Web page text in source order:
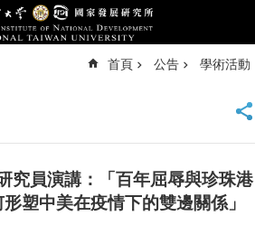
首頁 公告 學術活動
究員演講：「百年屈辱與珍珠港
塑中美在疫情下的雙邊關係」